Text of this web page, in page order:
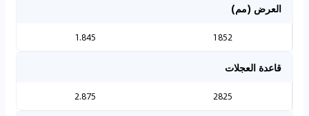
العرض (مم)
1852
1.845
قاعدة العجلات
2825
2.875